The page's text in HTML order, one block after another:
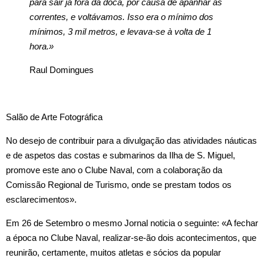
para sair já fora da doca, por causa de apanhar as
correntes, e voltávamos. Isso era o mínimo dos
mínimos, 3 mil metros, e levava-se à volta de 1
hora.»
Raul Domingues
Salão de Arte Fotográfica
No desejo de contribuir para a divulgação das atividades náuticas
e de aspetos das costas e submarinos da Ilha de S. Miguel,
promove este ano o Clube Naval, com a colaboração da
Comissão Regional de Turismo, onde se prestam todos os
esclarecimentos».
Em 26 de Setembro o mesmo Jornal noticia o seguinte: «A fechar
a época no Clube Naval, realizar‑se‑ão dois acontecimentos, que
reunirão, certamente, muitos atletas e sócios da popular